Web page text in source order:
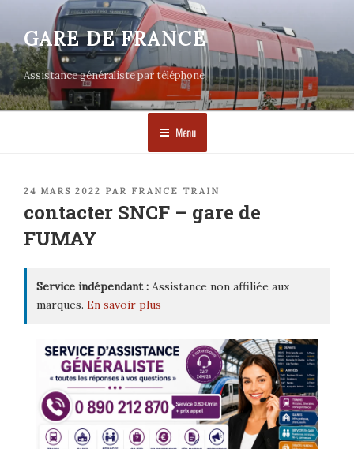
contenu
principal
GARE DE FRANCE
Assistance généraliste par téléphone
Menu
PUBLIÉ
24 MARS 2022 PAR FRANCE TRAIN
contacter SNCF – gare de
FUMAY
Service indépendant : Assistance non affiliée aux
marques. En savoir plus